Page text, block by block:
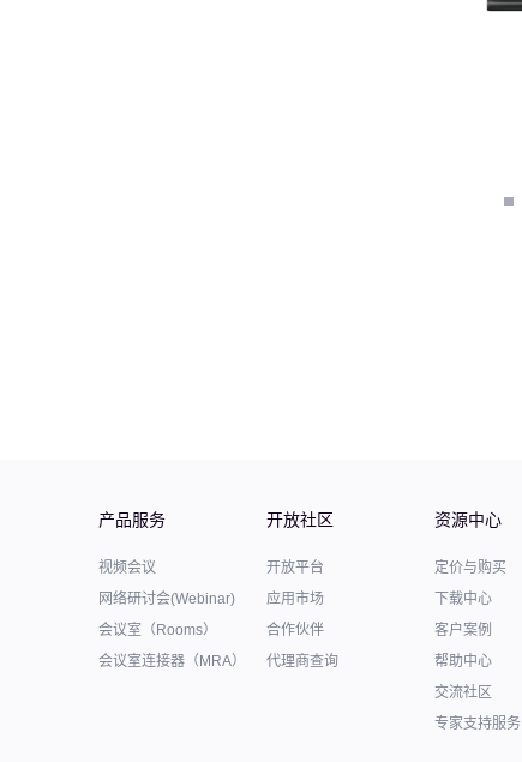
产品服务
视频会议
网络研讨会(Webinar)
会议室（Rooms）
会议室连接器（MRA）
开放社区
开放平台
应用市场
合作伙伴
代理商查询
资源中心
定价与购买
下载中心
客户案例
帮助中心
交流社区
专家支持服务